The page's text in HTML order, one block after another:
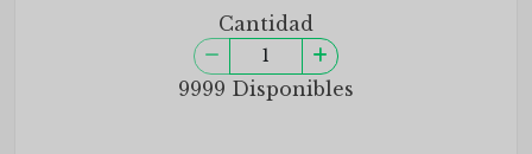
Cantidad
9999 Disponibles